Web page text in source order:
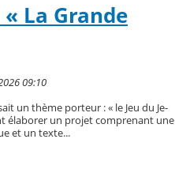
La Grande
09:10
un thème porteur : « le Jeu du Je-
élaborer un projet comprenant une
et un texte...